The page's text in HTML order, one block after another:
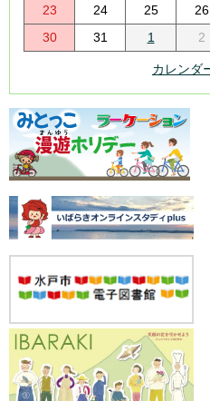
23
24 25 26
30
31 1 2
カレンダ